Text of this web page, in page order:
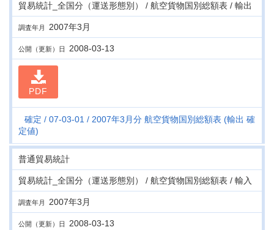
貿易統計_全国分（運送形態別） / 航空貨物国別総額表 / 輸出
調査年月 2007年3月
公開（更新）日 2008-03-13
PDF
確定 07-03-01
2007年3月分 航空貨物国別総額表 (輸出 確
定値)
普通貿易統計
貿易統計_全国分（運送形態別） / 航空貨物国別総額表 / 輸入
調査年月 2007年3月
公開（更新）日 2008-03-13